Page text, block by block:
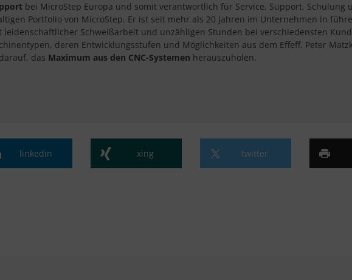
bei MicroStep Europa und somit verantwortlich für Service, Support, Schulung
Portfolio von MicroStep. Er ist seit mehr als 20 Jahren im Unternehmen in
Schweißarbeit und unzähligen Stunden bei verschiedensten
deren Entwicklungsstufen und Möglichkeiten aus dem Effeff. Peter
das Maximum aus den CNC-Systemen herauszuholen.
linkedin xing twitter